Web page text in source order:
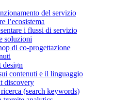
del servizio
l’ecosistema
i flussi di servizio
soluzioni
di co-progettazione
design
contenuti e il linguaggio
discovery
(search keywords)